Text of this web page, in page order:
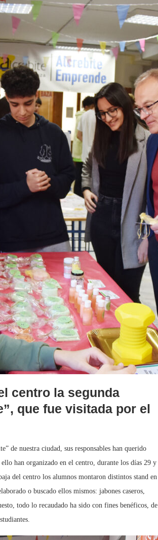
centro la segunda
que fue visitada por el
de nuestra ciudad, sus responsables han querido
han organizado en el centro, durante los días 29 y
del centro los alumnos montaron distintos stand en
o buscado ellos mismos: jabones caseros,
todo lo recaudado ha sido con fines benéficos, de